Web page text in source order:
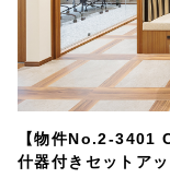
【物件No.2-3401
什器付きセットア